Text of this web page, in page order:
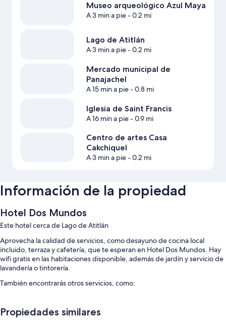
Museo arqueológico Azul Maya
A 3 min a pie- 0.2 mi
Lago de Atitlán
A 3 min a pie- 0.2 mi
Mercado municipal de
Panajachel
A 15 min a pie- 0.8 mi
Iglesia de Saint Francis
A 16 min a pie- 0.9 mi
Centro de artes Casa
Cakchiquel
A 3 min a pie- 0.2 mi
Información de la propiedad
Hotel Dos Mundos
Este hotel cerca de Lago de Atitlán
Aprovecha la calidad de servicios, como desayuno de cocina local
incluido, terraza y cafetería, que te esperan en Hotel Dos Mundos. Hay
wifi gratis en las habitaciones disponible, además de jardín y servicio de
lavandería o tintorería.
También encontrarás otros servicios, como:
Traslado de ida y vuelta al aeropuerto (con cargo), recepción
Propiedades similares